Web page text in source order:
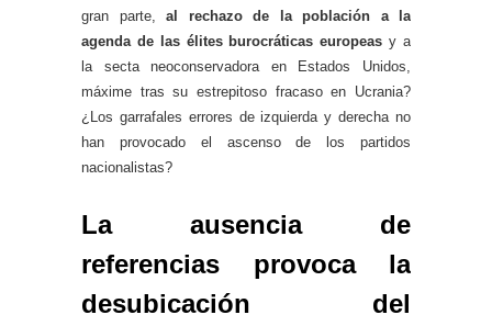
gran parte, al rechazo de la población a la
agenda de las élites burocráticas europeas y a
la secta neoconservadora en Estados Unidos,
máxime tras su estrepitoso fracaso en Ucrania?
¿Los garrafales errores de izquierda y derecha no
han provocado el ascenso de los partidos
nacionalistas?
La ausencia de
referencias provoca la
desubicación del